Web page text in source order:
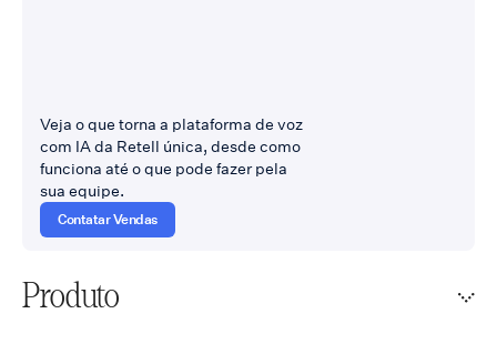
Veja o que torna a plataforma de voz
com IA da Retell única, desde como
funciona até o que pode fazer pela
sua equipe.
Contatar Vendas
Produto